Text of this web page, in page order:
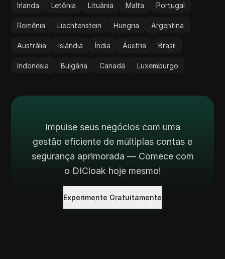
Irlanda Letônia Lituânia Malta Portugal
Romênia Liechtenstein Hungria Argentina
Austrália Islândia Índia Áustria Brasil
Indonésia Bulgária Canadá Luxemburgo
Impulse seus negócios com uma
gestão eficiente de múltiplas contas e
segurança aprimorada — Comece com
o DICloak hoje mesmo!
Experimente Gratuitamente